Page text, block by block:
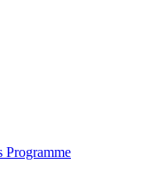
Pro­gram­me